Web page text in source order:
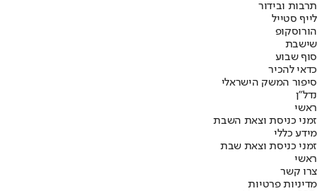
תרבות ובידור
לייף סטייל
הורוסקופ
שישבת
סוף שבוע
כדאי להכיר
סיפור המשק הישראלי
נדל"ן
ראשי
זמני כניסת וצאת השבת
מידע כללי
זמני כניסת וצאת שבת
ראשי
צרו קשר
מדיניות פרטיות